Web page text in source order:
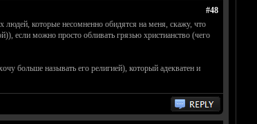
#48
людей, которые несомненно обидятся на меня, скажу, что
если можно просто обливать грязью христианство (чего
больше называть его религией), который адекватен и